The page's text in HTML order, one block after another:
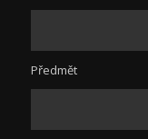
Předmět